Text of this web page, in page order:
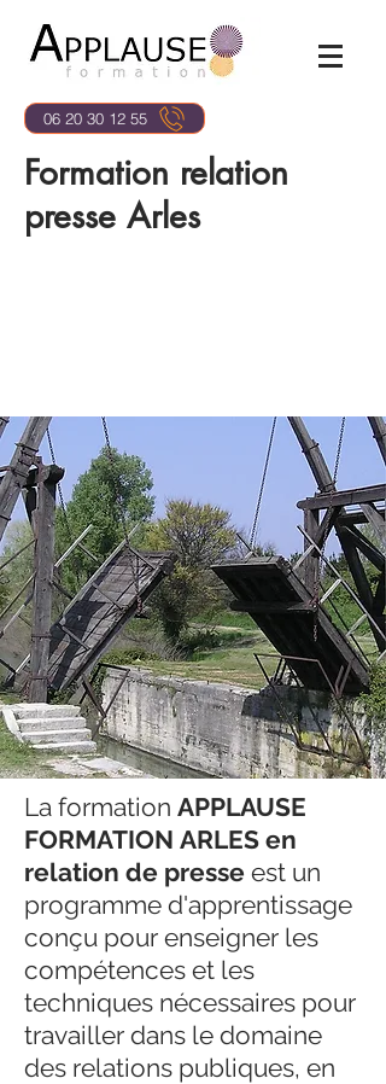
06 20 30 12 55
Formation relation
presse Arles
La formation APPLAUSE
FORMATION ARLES en
relation de presse est un
programme d'apprentissage
conçu pour enseigner les
compétences et les
techniques nécessaires pour
travailler dans le domaine
des relations publiques, en